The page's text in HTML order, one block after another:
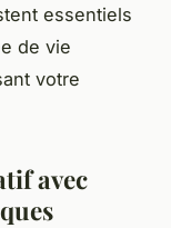
essentiels
de vie
votre
avec